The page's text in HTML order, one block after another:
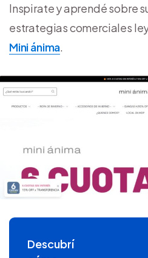
Inspirate y aprendé sobre
estrategias comerciales
Mini ánima.
Descubrí